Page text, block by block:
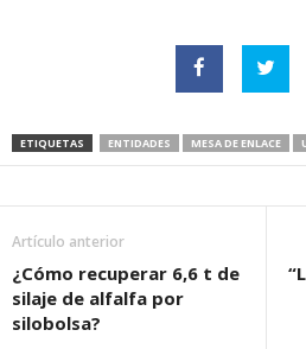
ETIQUETAS ENTIDADES MESA DE ENLACE
Artículo anterior
¿Cómo recuperar 6,6 t de
silaje de alfalfa por
silobolsa?